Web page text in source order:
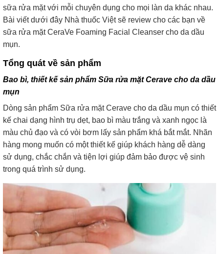
sữa rửa mặt với mỗi chuyên dụng cho mọi làn da khác nhau.
Bài viết dưới đây Nhà thuốc Việt sẽ review cho các bạn về
sữa rửa mặt CeraVe Foaming Facial Cleanser cho da dầu
mụn.
Tổng quát về sản phẩm
Bao bì, thiết kế sản phẩm Sữa rửa mặt Cerave cho da dầu
mụn
Dòng sản phẩm Sữa rửa mặt Cerave cho da dầu mụn có thiết
kế chai dạng hình trụ dẹt, bao bì màu trắng và xanh ngọc là
màu chủ đạo và có vòi bơm lấy sản phẩm khá bắt mắt. Nhãn
hàng mong muốn có một thiết kế giúp khách hàng dễ dàng
sử dụng, chắc chắn và tiện lợi giúp đảm bảo được vệ sinh
trong quá trình sử dụng.